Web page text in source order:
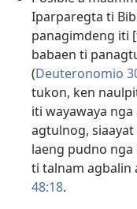
Iparparegta ti
panagimdeng iti
babaen ti
(Deuteronomio
tukon, ken
iti wayawaya
agtulnog, siaayat
laeng pudno
ti talnam agbalin
48:18.